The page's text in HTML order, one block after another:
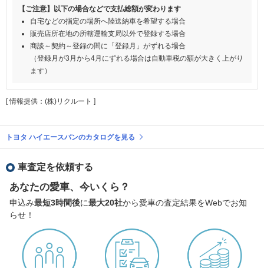
【ご注意】以下の場合などで支払総額が変わります
自宅などの指定の場所へ陸送納車を希望する場合
販売店所在地の所轄運輸支局以外で登録する場合
商談～契約～登録の間に「登録月」がずれる場合
（登録月が3月から4月にずれる場合は自動車税の額が大きく上がり
ます）
[ 情報提供：(株)リクルート ]
トヨタ ハイエースバンのカタログを見る
車査定を依頼する
あなたの愛車、今いくら？
申込み最短3時間後に最大20社から愛車の査定結果をWebでお知
らせ！